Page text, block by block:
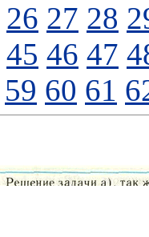
26 27 28
45 46 47
59 60 61